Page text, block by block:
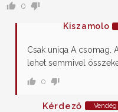
0
Kiszamolo
Csak uniqa A csomag.
lehet semmivel
0
Kérdező Vendég